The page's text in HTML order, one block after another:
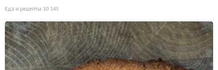
Еда и рецепты 10 145